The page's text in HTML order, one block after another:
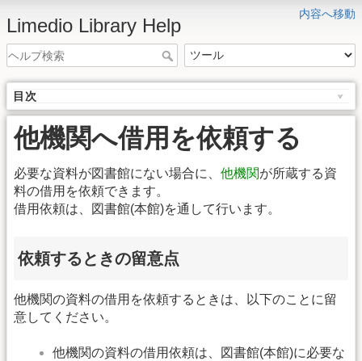
内容へ移動
Limedio Library Help
目次
他機関へ借用を依頼する
必要な資料が図書館にない場合に、 他機関が所蔵する資
料の借用を依頼できます。
借用依頼は、図書館(本館)を通して行います。
依頼するときの留意点
他機関の資料の借用を依頼するときは、以下のことに留
意してください。
他機関の資料の借用依頼は、図書館(本館)に必要な